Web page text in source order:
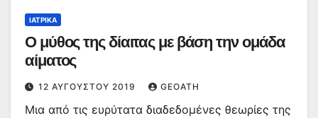
ΙΑΤΡΙΚΆ
Ο μύθος της δίαιτας με βάση την ομάδα
αίματος
12 ΑΥΓΟΎΣΤΟΥ 2019 GEOATH
Μια από τις ευρύτατα διαδεδομένες θεωρίες της